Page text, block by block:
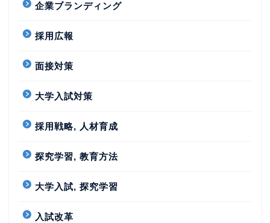
企業ブランディング
採用広報
面接対策
大学入試対策
採用戦略, 人材育成
探究学習, 教育方法
大学入試, 探究学習
入試改革